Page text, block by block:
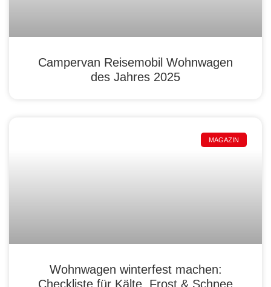
Campervan Reisemobil Wohnwagen
des Jahres 2025
MAGAZIN
Wohnwagen winterfest machen:
Checkliste für Kälte, Frost & Schnee